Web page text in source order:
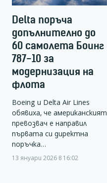
Delta поръча
допълнително до
60 самолета Боинг
787-10 за
модернизация на
флота
Boeing и Delta Air Lines
обявиха, че американският
превозвач е направил
първата си директна
поръчка…
13 януари 2026 в 16:02